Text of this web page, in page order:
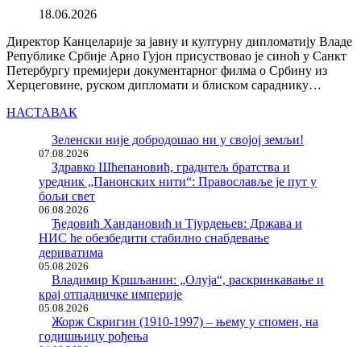
18.06.2026
Директор Канцеларије за јавну и културну дипломатију Владе
Републике Србије Арно Гујон присуствовао је синоћ у Санкт
Петербургу премијери документарног филма о Србину из
Херцеговине, руском дипломати и блиском сараднику…
НАСТАВАК
Зеленски није добродошао ни у својој земљи!
07.08.2026
Здравко Шћепановић, градитељ братства и
уредник „Панонских нити“: Православље је пут у
бољи свет
06.08.2026
Ђедовић Хандановић и Тјурдењев: Држава и
НИС ће обезбедити стабилно снабдевање
дериватима
05.08.2026
Владимир Кршљанин: „Олуја“, раскринкавање и
крај отпадничке империје
05.08.2026
Жорж Скригин (1910-1997) – њему у спомен, на
годишњицу рођења